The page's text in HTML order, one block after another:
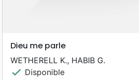
Dieu me parle
WETHERELL K., HABIB G.
check Disponible